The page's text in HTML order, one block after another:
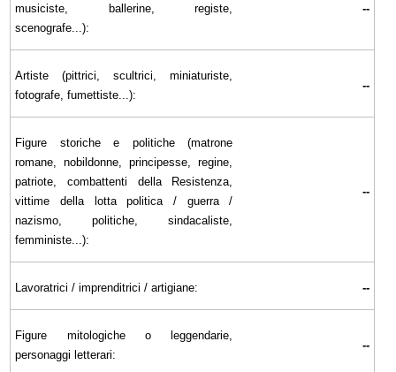
musiciste, ballerine, registe,
scenografe...):
--
Artiste (pittrici, scultrici, miniaturiste,
fotografe, fumettiste...):
--
Figure storiche e politiche (matrone
romane, nobildonne, principesse, regine,
patriote, combattenti della Resistenza,
vittime della lotta politica / guerra /
nazismo, politiche, sindacaliste,
femministe...):
--
Lavoratrici / imprenditrici / artigiane: --
Figure mitologiche o leggendarie,
personaggi letterari:
--